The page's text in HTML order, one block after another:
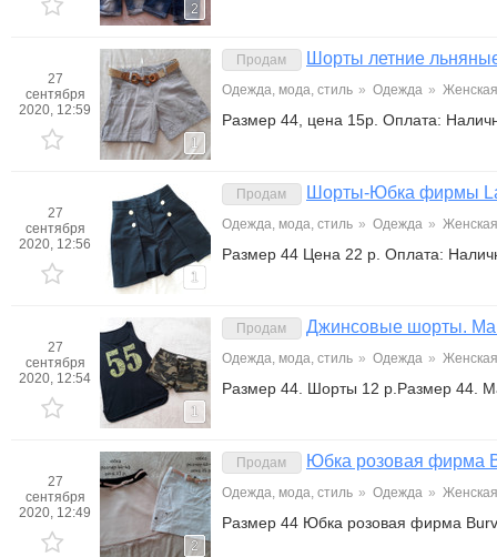
2
27
сентября
2020, 12:59
1
Продам Шорты летние
Одежда, мода, стиль » Одежда » Женская
Размер 44, цена 15р. Оплата:
27
сентября
2020, 12:56
1
Продам Шорты-Юбка фирмы
Одежда, мода, стиль » Одежда » Женская
Размер 44 Цена 22 р. Оплата:
27
сентября
2020, 12:54
1
Продам Джинсовые шорты.
Одежда, мода, стиль » Одежда » Женская
Размер 44. Шорты 12 р.Размер 44.
27
сентября
2020, 12:49
2
Продам Юбка розовая фирма
Одежда, мода, стиль » Одежда » Женская
Размер 44 Юбка розовая фирма